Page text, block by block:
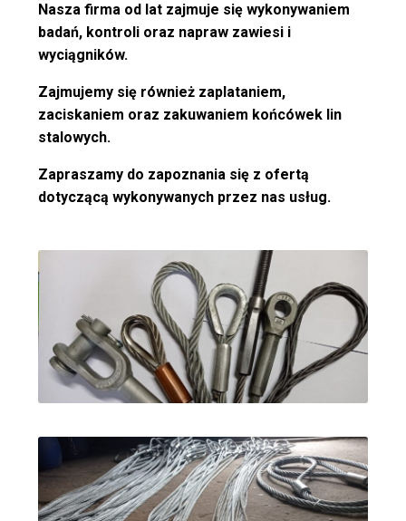
Kontakt
Nasza firma od lat zajmuje się wykonywaniem
badań, kontroli oraz napraw zawiesi i
wyciągników.
Zajmujemy się również zaplataniem,
zaciskaniem oraz zakuwaniem końcówek lin
stalowych.
Zapraszamy do zapoznania się z ofertą
dotyczącą wykonywanych przez nas usług.